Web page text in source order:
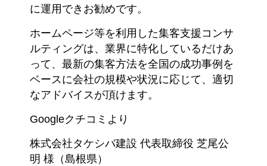
に運用できお勧めです。
ホームページ等を利用した集客支援コンサ
ルティングは、業界に特化しているだけあ
って、最新の集客方法を全国の成功事例を
ベースに会社の規模や状況に応じて、適切
なアドバイスが頂けます。
Googleクチコミより
株式会社タケシバ建設 代表取締役 芝尾公
明 様（島根県）